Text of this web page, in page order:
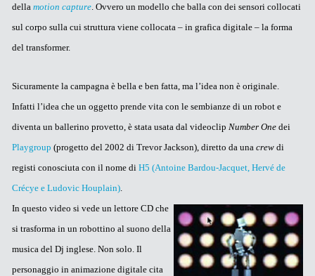
della motion capture. Ovvero un modello che balla con dei sensori collocati
sul corpo sulla cui struttura viene collocata – in grafica digitale – la forma
del transformer.
Sicuramente la campagna è bella e ben fatta, ma l’idea non è originale.
Infatti l’idea che un oggetto prende vita con le sembianze di un robot e
diventa un ballerino provetto, è stata usata dal videoclip Number Onedei
Playgroup (progetto del 2002 di Trevor Jackson), diretto da una crewdi
registi conosciuta con il nome di H5 (Antoine Bardou-Jacquet, Hervé de
Crécye e Ludovic Houplain).
In questo video si vede un lettore CD che
si trasforma in un robottino al suono della
musica del Dj inglese. Non solo. Il
personaggio in animazione digitale cita